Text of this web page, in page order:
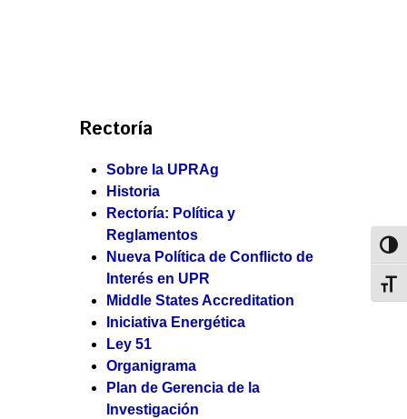
Rectoría
Sobre la UPRAg
Historia
Rectoría: Política y
Reglamentos
Nueva Política de Conflicto de
Interés en UPR
Middle States Accreditation
Iniciativa Energética
Ley 51
Organigrama
Plan de Gerencia de la
Investigación